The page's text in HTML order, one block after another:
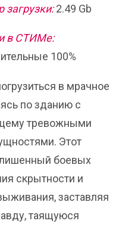
загрузки:2.49 Gb
в СТИМе:
100%
в мрачное
по зданию с
тревожными
Этот
лишенный боевых
скрытности и
заставляя
таящуюся